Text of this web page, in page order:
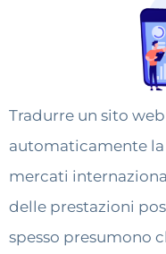
Tradurre un sito
automaticamente la
mercati
delle prestazioni
spesso presumono